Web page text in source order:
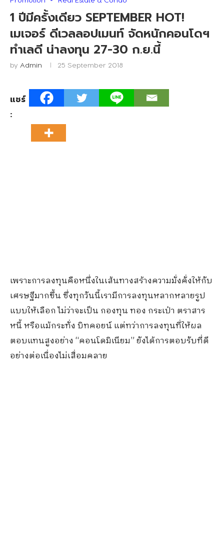
1 ปีมีครั้งเดียว SEPTEMBER HOT!
เมเจอร์ ดีเวลลอปเมนท์ จัดหนักคอนโดฯ
ทำเลดี น่าลงทุน 27-30 ก.ย.นี้
by Admin 25 September 2018
แชร์
:
เพราะการลงทุนคือหนึ่งในเส้นทางสร้างความมั่งคั่งให้กับ
เศรษฐีมากขึ้น ซึ่งทุกวันนี้เรามีการลงทุนหลากหลายรูป
แบบให้เลือก ไม่ว่าจะเป็น กองทุน ทอง กระเป๋า ตราสาร
หนี้ หรือแม้กระทั่ง บิทคอยน์ แต่ทว่าการลงทุนที่ให้ผล
ตอบแทนสูงอย่าง “คอนโดมิเนียม” ยังได้การตอบรับที่ดี
อย่างต่อเนื่องไม่เสื่อมคลาย